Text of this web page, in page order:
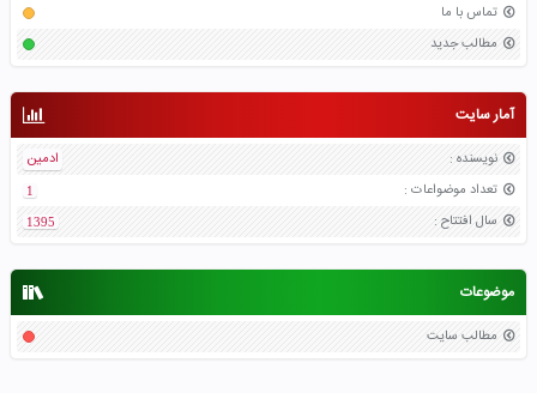
تماس با ما
مطالب جدید
آمار سایت
نویسنده :
ادمین
تعداد موضواعات :
1
سال افتتاح :
1395
موضوعات
مطالب سایت